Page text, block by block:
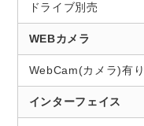
ドライブ別売
WEBカメラ
WebCam(カメラ)有り
インターフェイス